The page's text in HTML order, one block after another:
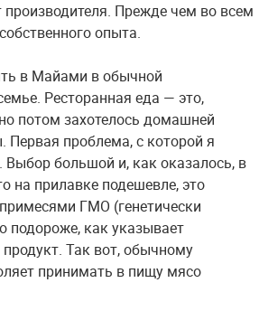
Прежде чем во всем
опыта.
в Майами в обычной
Ресторанная еда — это,
потом захотелось домашней
проблема, с которой я
большой и, как оказалось, в
на прилавке подешевле, это
ГМО (генетически
как указывает
Так вот, обычному
принимать в пищу мясо